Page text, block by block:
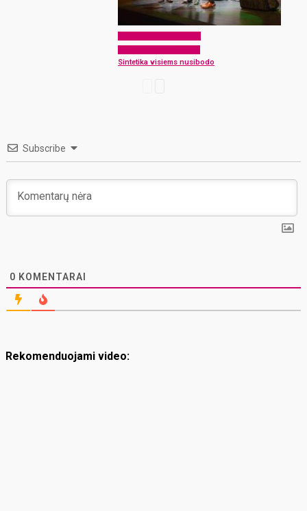
Sintetika visiems nusibodo
Subscribe
0 KOMENTARAI
Rekomenduojami video: